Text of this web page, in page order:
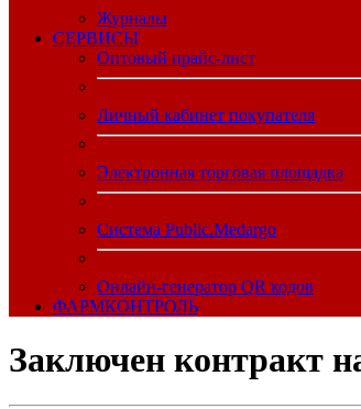
Журналы
CЕРВИСЫ
Оптовый прайс-лист
Личный кабинет покупателя
Электронная торговая площадка
Система Public.Medargo
Онлайн-генератор QR кодов
ФАРМКОНТРОЛЬ
Заключен контракт